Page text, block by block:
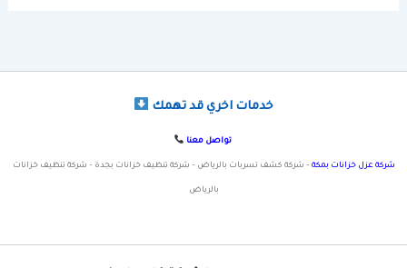
خدمات اخري قد تهمك
تواصل معنا
شركة عزل خزانات بمكة – شركة كشف تسربات بالرياض – شركة تنظيف خزانات بجدة – شركة تنظيف خزانات
بالرياض